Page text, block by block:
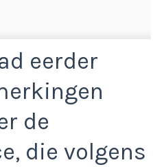
eerder
de
die volgens